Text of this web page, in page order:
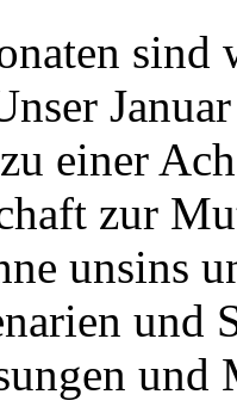
einer
zur
unsins
und
und